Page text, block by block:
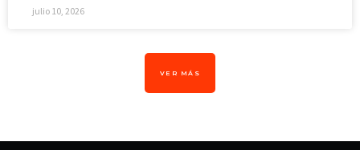
julio 10, 2026
VER MÁS